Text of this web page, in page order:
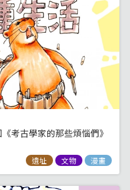
考古學家的那些煩惱們》
遺址 文物 漫畫